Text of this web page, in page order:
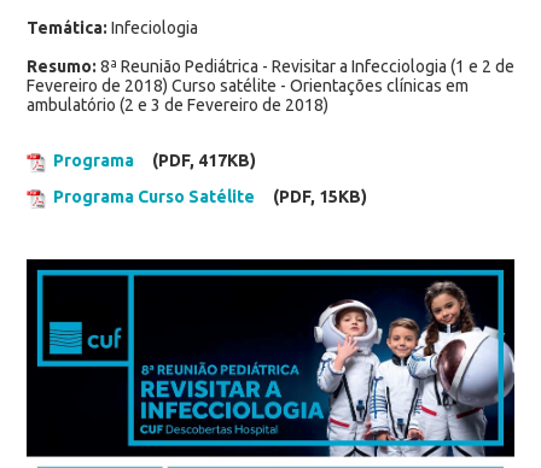
Temática: Infeciologia
Resumo: 8ª Reunião Pediátrica - Revisitar a Infecciologia (1 e 2 de
Fevereiro de 2018) Curso satélite - Orientações clínicas em
ambulatório (2 e 3 de Fevereiro de 2018)
Programa
(PDF, 417KB)
Programa Curso Satélite
(PDF, 15KB)